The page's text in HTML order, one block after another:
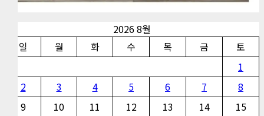
2026 8월
일
월 화 수 목 금
토
1
2
3 4 5 6 7
8
9
10 11 12 13 14
15